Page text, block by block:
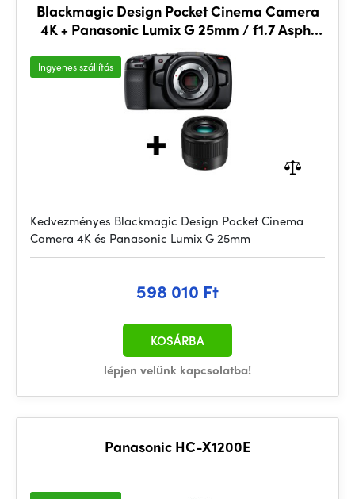
Blackmagic Design Pocket Cinema Camera
4K + Panasonic Lumix G 25mm / f1.7 Asph.
Bundle
Ingyenes szállítás
Kedvezményes Blackmagic Design Pocket Cinema
Camera 4K és Panasonic Lumix G 25mm
598 010 Ft
lépjen velünk kapcsolatba!
KOSÁRBA
Panasonic HC-X1200E